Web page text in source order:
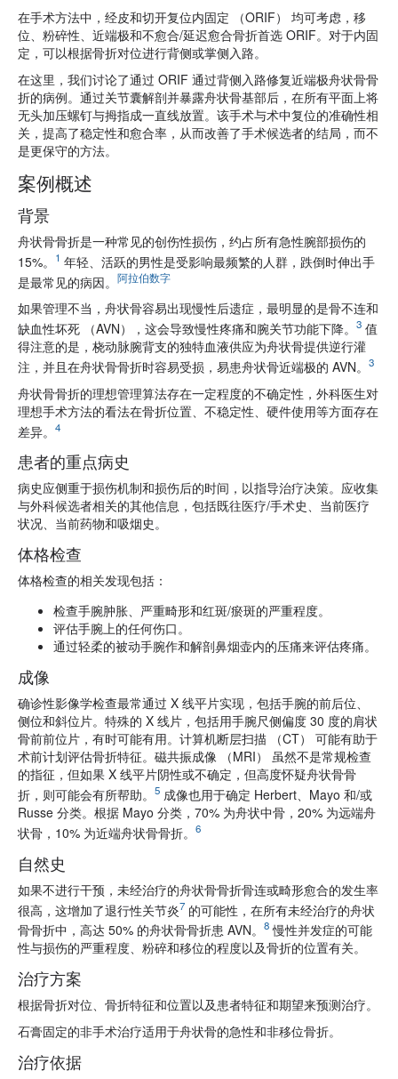
在手术方法中，经皮和切开复位内固定 （ORIF） 均可考虑，移
位、粉碎性、近端极和不愈合/延迟愈合骨折首选 ORIF。对于内固
定，可以根据骨折对位进行背侧或掌侧入路。
在这里，我们讨论了通过 ORIF 通过背侧入路修复近端极舟状骨骨
折的病例。通过关节囊解剖并暴露舟状骨基部后，在所有平面上将
无头加压螺钉与拇指成一直线放置。该手术与术中复位的准确性相
关，提高了稳定性和愈合率，从而改善了手术候选者的结局，而不
是更保守的方法。
案例概述
背景
舟状骨骨折是一种常见的创伤性损伤，约占所有急性腕部损伤的
15%。
1 年轻、活跃的男性是受影响最频繁的人群，跌倒时伸出手
是最常见的病因。
阿拉伯数字
如果管理不当，舟状骨容易出现慢性后遗症，最明显的是骨不连和
缺血性坏死 （AVN），这会导致慢性疼痛和腕关节功能下降。
3 值
得注意的是，桡动脉腕背支的独特血液供应为舟状骨提供逆行灌
注，并且在舟状骨骨折时容易受损，易患舟状骨近端极的 AVN。
3
舟状骨骨折的理想管理算法存在一定程度的不确定性，外科医生对
理想手术方法的看法在骨折位置、不稳定性、硬件使用等方面存在
差异。
4
患者的重点病史
病史应侧重于损伤机制和损伤后的时间，以指导治疗决策。应收集
与外科候选者相关的其他信息，包括既往医疗/手术史、当前医疗
状况、当前药物和吸烟史。
体格检查
体格检查的相关发现包括：
检查手腕肿胀、严重畸形和红斑/瘀斑的严重程度。
评估手腕上的任何伤口。
通过轻柔的被动手腕作和解剖鼻烟壶内的压痛来评估疼痛。
成像
确诊性影像学检查最常通过 X 线平片实现，包括手腕的前后位、
侧位和斜位片。特殊的 X 线片，包括用手腕尺侧偏度 30 度的肩状
骨前前位片，有时可能有用。计算机断层扫描 （CT） 可能有助于
术前计划评估骨折特征。磁共振成像 （MRI） 虽然不是常规检查
的指征，但如果 X 线平片阴性或不确定，但高度怀疑舟状骨骨
折，则可能会有所帮助。
5 成像也用于确定 Herbert、Mayo 和/或
Russe 分类。根据 Mayo 分类，70% 为舟状中骨，20% 为远端舟
状骨，10% 为近端舟状骨骨折。
6
自然史
如果不进行干预，未经治疗的舟状骨骨折骨连或畸形愈合的发生率
很高，这增加了退行性关节炎7 的可能性，在所有未经治疗的舟状
骨骨折中，高达 50% 的舟状骨骨折患 AVN。
8慢性并发症的可能
性与损伤的严重程度、粉碎和移位的程度以及骨折的位置有关。
治疗方案
根据骨折对位、骨折特征和位置以及患者特征和期望来预测治疗。
石膏固定的非手术治疗适用于舟状骨的急性和非移位骨折。
治疗依据